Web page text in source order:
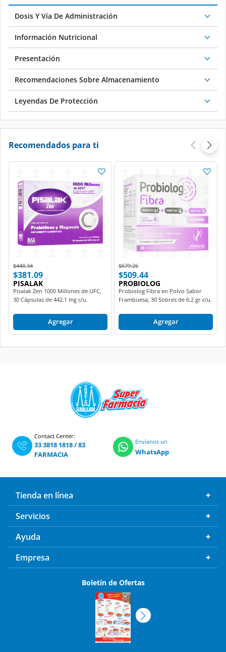
Dosis Y Vía De Administración
Información Nutricional
Presentación
Recomendaciones Sobre Almacenamiento
Leyendas De Protección
Recomendados para ti
Price reduced from
$448.34to
$381.09
PISALAK
Pisalak Zen 1000 Millones de UFC,
30 Cápsulas de 442.1 mg c/u.
Agregar
Price reduced from
$679.26to
$509.44
PROBIOLOG
Probiolog Fibra en Polvo Sabor
Frambuesa, 30 Sobres de 6.2 gr c/u.
Agregar
Contact Center:
33 3818 1818/83
FARMACIA
Envíanos un
WhatsApp
Tienda en línea
Servicios
Ayuda
Empresa
Boletín de Ofertas